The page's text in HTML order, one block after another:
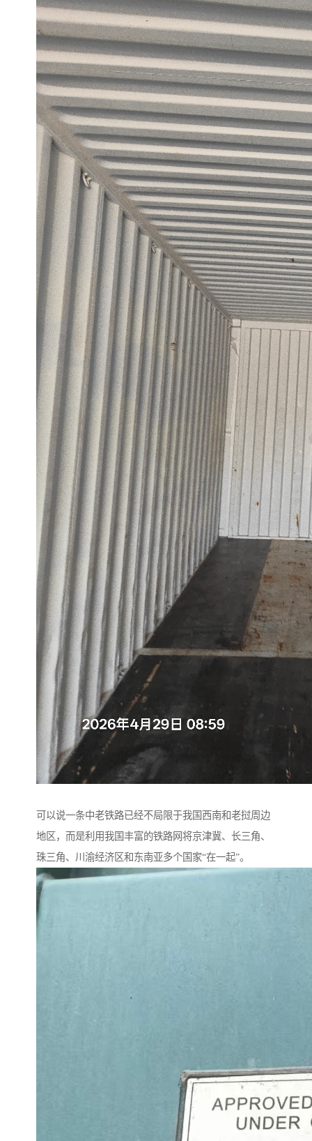
可以说一条中老铁路已经不局限于我国西南和老挝周边
地区，而是利用我国丰富的铁路网将京津冀、长三角、
珠三角、川渝经济区和东南亚多个国家“在一起”。